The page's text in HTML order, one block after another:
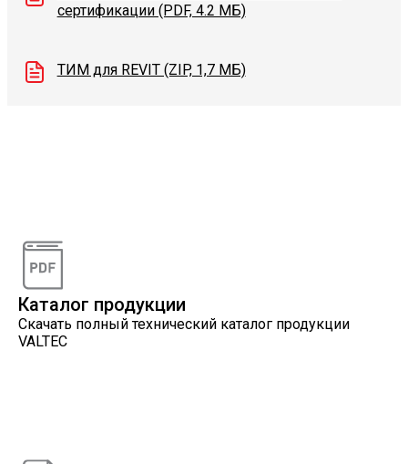
сертификации (PDF, 4.2 МБ)
ТИМ для REVIT (ZIP, 1,7 МБ)
Каталог продукции
Скачать полный технический каталог продукции
VALTEC